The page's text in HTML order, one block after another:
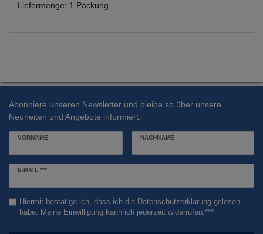
Liefermenge: 1 Packung
Abonniere unseren Newsletter und bleibe so über unsere
Neuheiten und Angebote informiert.
VORNAME NACHNAME
E-MAIL ***
Newsletter
Hiermit bestätige ich, dass ich die Daten­schutz­erklärunggelesen
habe. Meine Einwilligung kann ich jederzeit widerrufen.***